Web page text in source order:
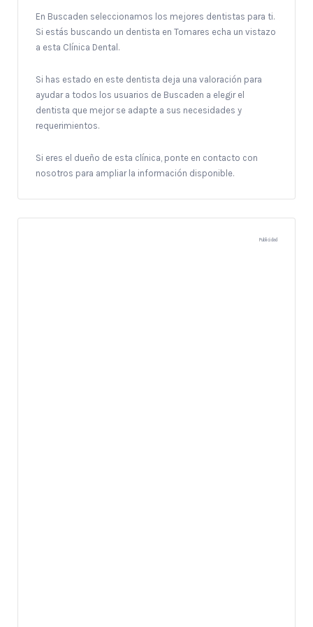
En Buscaden seleccionamos los mejores dentistas para ti.
Si estás buscando un dentista en Tomares echa un vistazo
a esta Clínica Dental.
Si has estado en este dentista deja una valoración para
ayudar a todos los usuarios de Buscaden a elegir el
dentista que mejor se adapte a sus necesidades y
requerimientos.
Si eres el dueño de esta clínica, ponte en contacto con
nosotros para ampliar la información disponible.
Publicidad